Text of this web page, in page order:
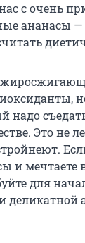
с очень
ананасы —
надо
Это не
и мечтаете
для
деликатной